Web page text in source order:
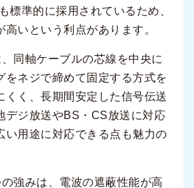
標準的に採用されているため、
いという利点があります。
同軸ケーブルの芯線を中央に
をネジで締めて固定する方式を
くく、長期間安定した信号伝送
デジ放送やBS・CS放送に対応
い用途に対応できる点も魅力の
強みは、電波の遮蔽性能が高